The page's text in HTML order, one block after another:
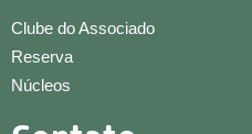
Clube do Associado
Reserva
Núcleos